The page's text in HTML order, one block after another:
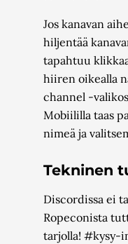
Jos kanavan
hiljentää
tapahtuu
hiiren oikealla
channel -
Mobiililla taas
nimeä ja
Tekninen
Discordissa ei
Ropeconista
tarjolla! #kysy-